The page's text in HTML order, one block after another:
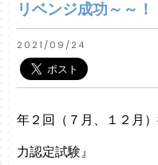
リベンジ成功～～！
2021/09/24
年２回（７月、１２月
力認定試験』